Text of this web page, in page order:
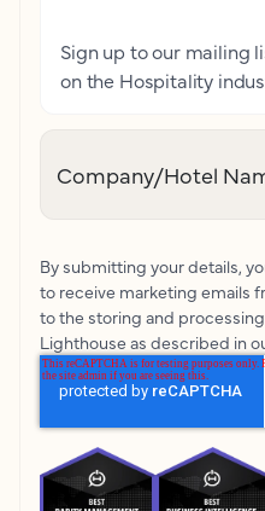
Sign up to our mailing
on the Hospitality
Company/Hotel
By submitting your details,
to receive marketing emails
to the storing and
Lighthouse as described in